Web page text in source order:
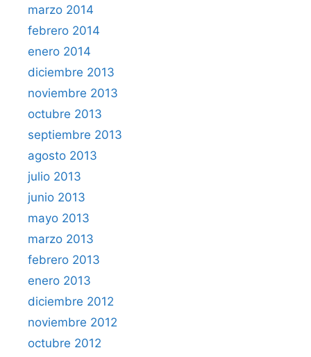
marzo 2014
febrero 2014
enero 2014
diciembre 2013
noviembre 2013
octubre 2013
septiembre 2013
agosto 2013
julio 2013
junio 2013
mayo 2013
marzo 2013
febrero 2013
enero 2013
diciembre 2012
noviembre 2012
octubre 2012